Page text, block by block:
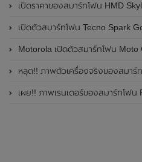
เปิดราคาของสมาร์ทโฟน HMD Skyline ในประเ
เปิดตัวสมาร์ทโฟน Tecno Spark Go 1 อย่างเป็นทางการแล้ว มาพร้อมหน้า
Motorola เปิดตัวสมาร์ทโฟน Moto G45
หลุด!! ภาพตัวเครื่องจริงของสมาร์ทโฟน Google Pixel 9a
เผย!! ภาพเรนเดอร์ของสมาร์ทโฟน Realme GT7 Pro โชว์ใ